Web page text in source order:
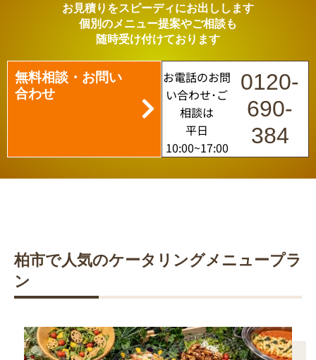
お見積りをスピーディにお出しします
個別のメニュー提案やご相談も
随時受け付けております
無料相談・お問い
合わせ
お電話のお問
い合わせ･ご
相談は
平日
10:00~17:00
0120-
690-
384
柏市で人気のケータリングメニュープラ
ン